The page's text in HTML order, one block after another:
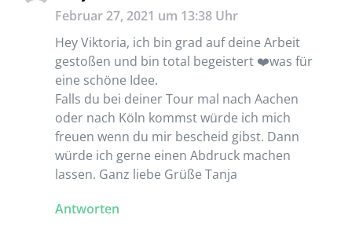
Februar 27, 2021 um 13:38 Uhr
Hey Viktoria, ich bin grad auf deine Arbeit
gestoßen und bin total begeistert ❤️was für
eine schöne Idee.
Falls du bei deiner Tour mal nach Aachen
oder nach Köln kommst würde ich mich
freuen wenn du mir bescheid gibst. Dann
würde ich gerne einen Abdruck machen
lassen. Ganz liebe Grüße Tanja
Antworten